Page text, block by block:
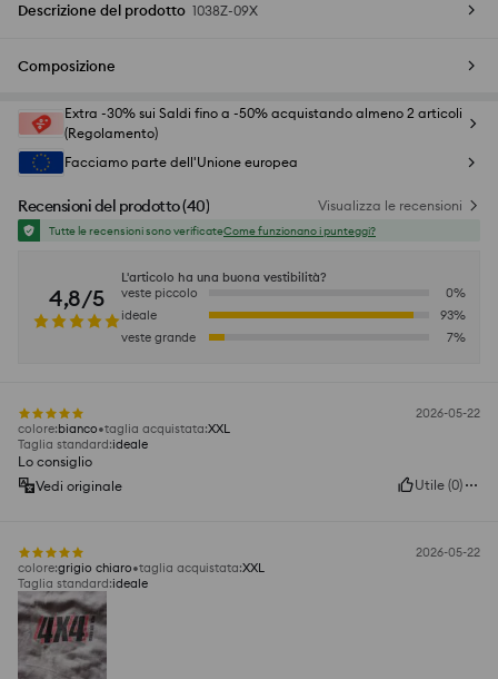
Descrizione del prodotto 1038Z-09X
Composizione
Extra -30% sui Saldi fino a -50% acquistando almeno 2 articoli
(Regolamento)
Facciamo parte dell'Unione europea
Recensioni del prodotto(40) Visualizza le recensioni
Tutte le recensioni sono verificateCome funzionano i punteggi?
4,8/5
L'articolo ha una buona vestibilità?
veste piccolo
0%
ideale
93%
veste grande
7%
2026-05-22
colore:bianco taglia acquistata:XXL
Taglia standard:ideale
Lo consiglio
Vedi originale
Utile (0)
2026-05-22
colore:grigio chiaro taglia acquistata:XXL
Taglia standard:ideale